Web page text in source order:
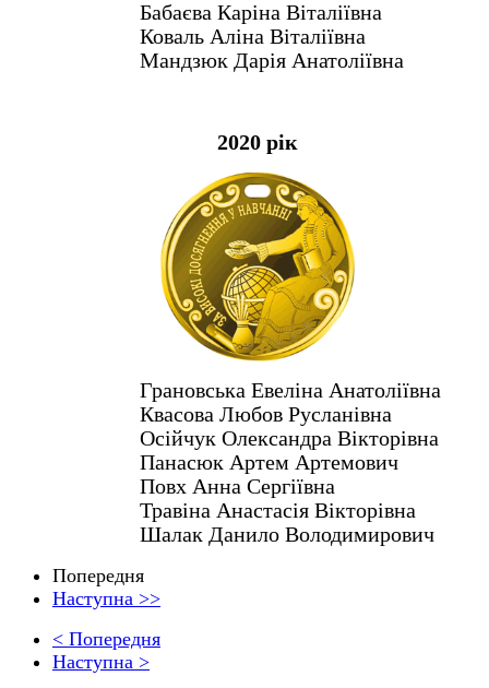
Бабаєва Каріна Віталіївна
Коваль Аліна Віталіївна
Мандзюк Дарія Анатоліївна
2020 рік
Грановська Евеліна Анатоліївна
Квасова Любов Русланівна
Осійчук Олександра Вікторівна
Панасюк Артем Артемович
Повх Анна Сергіївна
Травіна Анастасія Вікторівна
Шалак Данило Володимирович
Попередня
Наступна >>
< Попередня
Наступна >